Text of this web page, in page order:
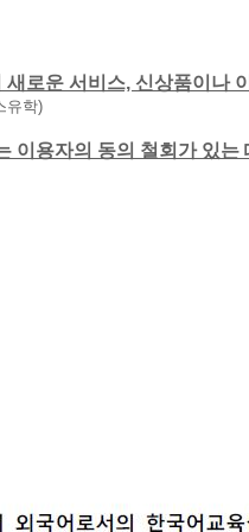
로운 서비스, 신상품이나
유학)
이용자의 동의 철회가 있